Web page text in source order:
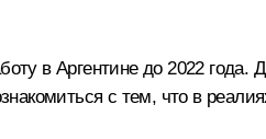
в Аргентине до 2022
с тем, что в